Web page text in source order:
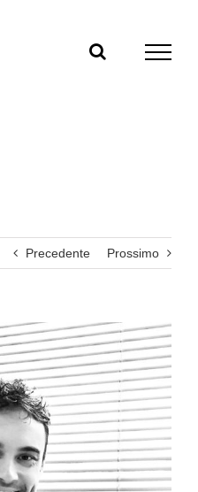
Precedente Prossimo